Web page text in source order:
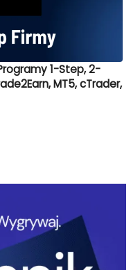
1-Step, 2-
MT5, cTrader,